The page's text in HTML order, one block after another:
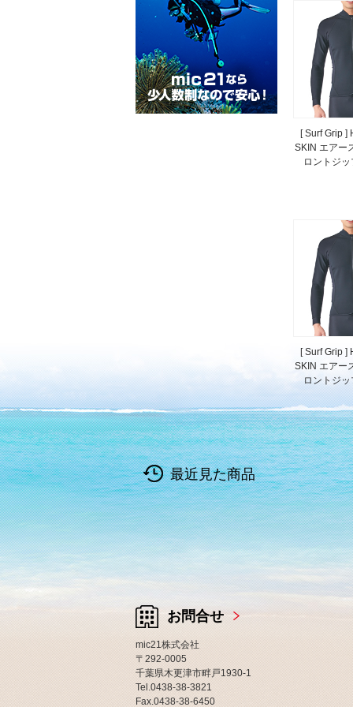
[ Surf Grip ]
SKIN エアー
ロントジ
[ Surf Grip ]
SKIN エアー
ロントジ
最近見た商品
お問合せ
mic21株式会社
〒292-0005
千葉県木更津市畔戸1930-1
Tel.0438-38-3821
Fax.0438-38-6450